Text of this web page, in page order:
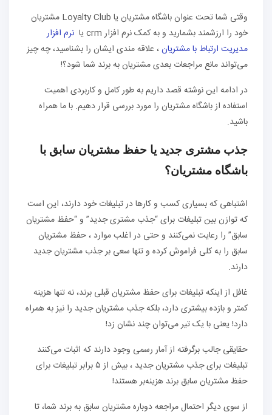
وقتی شما تحت عنوان باشگاه مشتریان یا Loyalty Club مشتریان
خود را ارزشمند بشمارید و به کمک نرم افزار crm یا
نرم افزار
مدیریت ارتباط با مشتریان، علاقه‌ مندی ایشان را بشناسید، چه چیز
می‌تواند مانع مراجعات بعدی مشتریان به برند شما شود؟!
در ادامه این نوشته قصد داریم به طور کامل و کاربردی اهمیت
استفاده از باشگاه مشتریان را مورد بررسی قرار دهیم. با ما همراه
باشید.
جذب مشتری جدید یا حفظ مشتریان سابق با
باشگاه مشتریان؟
اشتباهی که بسیاری کسب و کارها در تبلیغات خود دارند، این است
که توازن بین تبلیغات برای “جذب مشتری جدید” و “حفظ مشتریان
سابق” را رعایت نمی‌کنند و حتی در اغلب موارد ، حفظ مشتریان
سابق را به کلی فراموش کرده و تنها سعی بر جذب مشتریان جدید
دارند.
غافل از اینکه تبلیغات برای حفظ مشتریان قبلی برند، نه تنها هزینه
کمتر و بازده بیشتری دارد، بلکه جذب مشتریان جدید را نیز به همراه
دارد! یعنی با یک تیر می‌توان چند نشان زد!
حقایقی جالب برگرفته از آمار رسمی وجود دارند که اثبات می‌کنند
تبلیغات برای جذب مشتریان جدید ، بیش از ۵ برابر تبلیغات برای
حفظ مشتریان سابق برند هزینه‌بر هستند!
از سوی دیگر احتمال مراجعه دوباره مشتریان سابق به برند شما، تا